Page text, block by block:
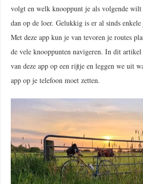
volgt en welk knooppunt je als volgende
dan op de loer. Gelukkig is er al sinds
Met deze app kun je van tevoren je routes
de vele knooppunten navigeren. In dit
van deze app op een rijtje en leggen we uit
app op je telefoon moet zetten.